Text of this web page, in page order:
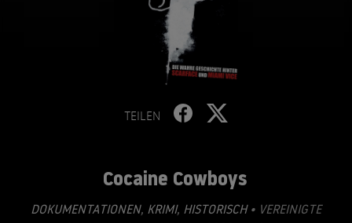
TEILEN
Cocaine Cowboys
DOKUMENTATIONEN, KRIMI, HISTORISCH• VEREINIGTE